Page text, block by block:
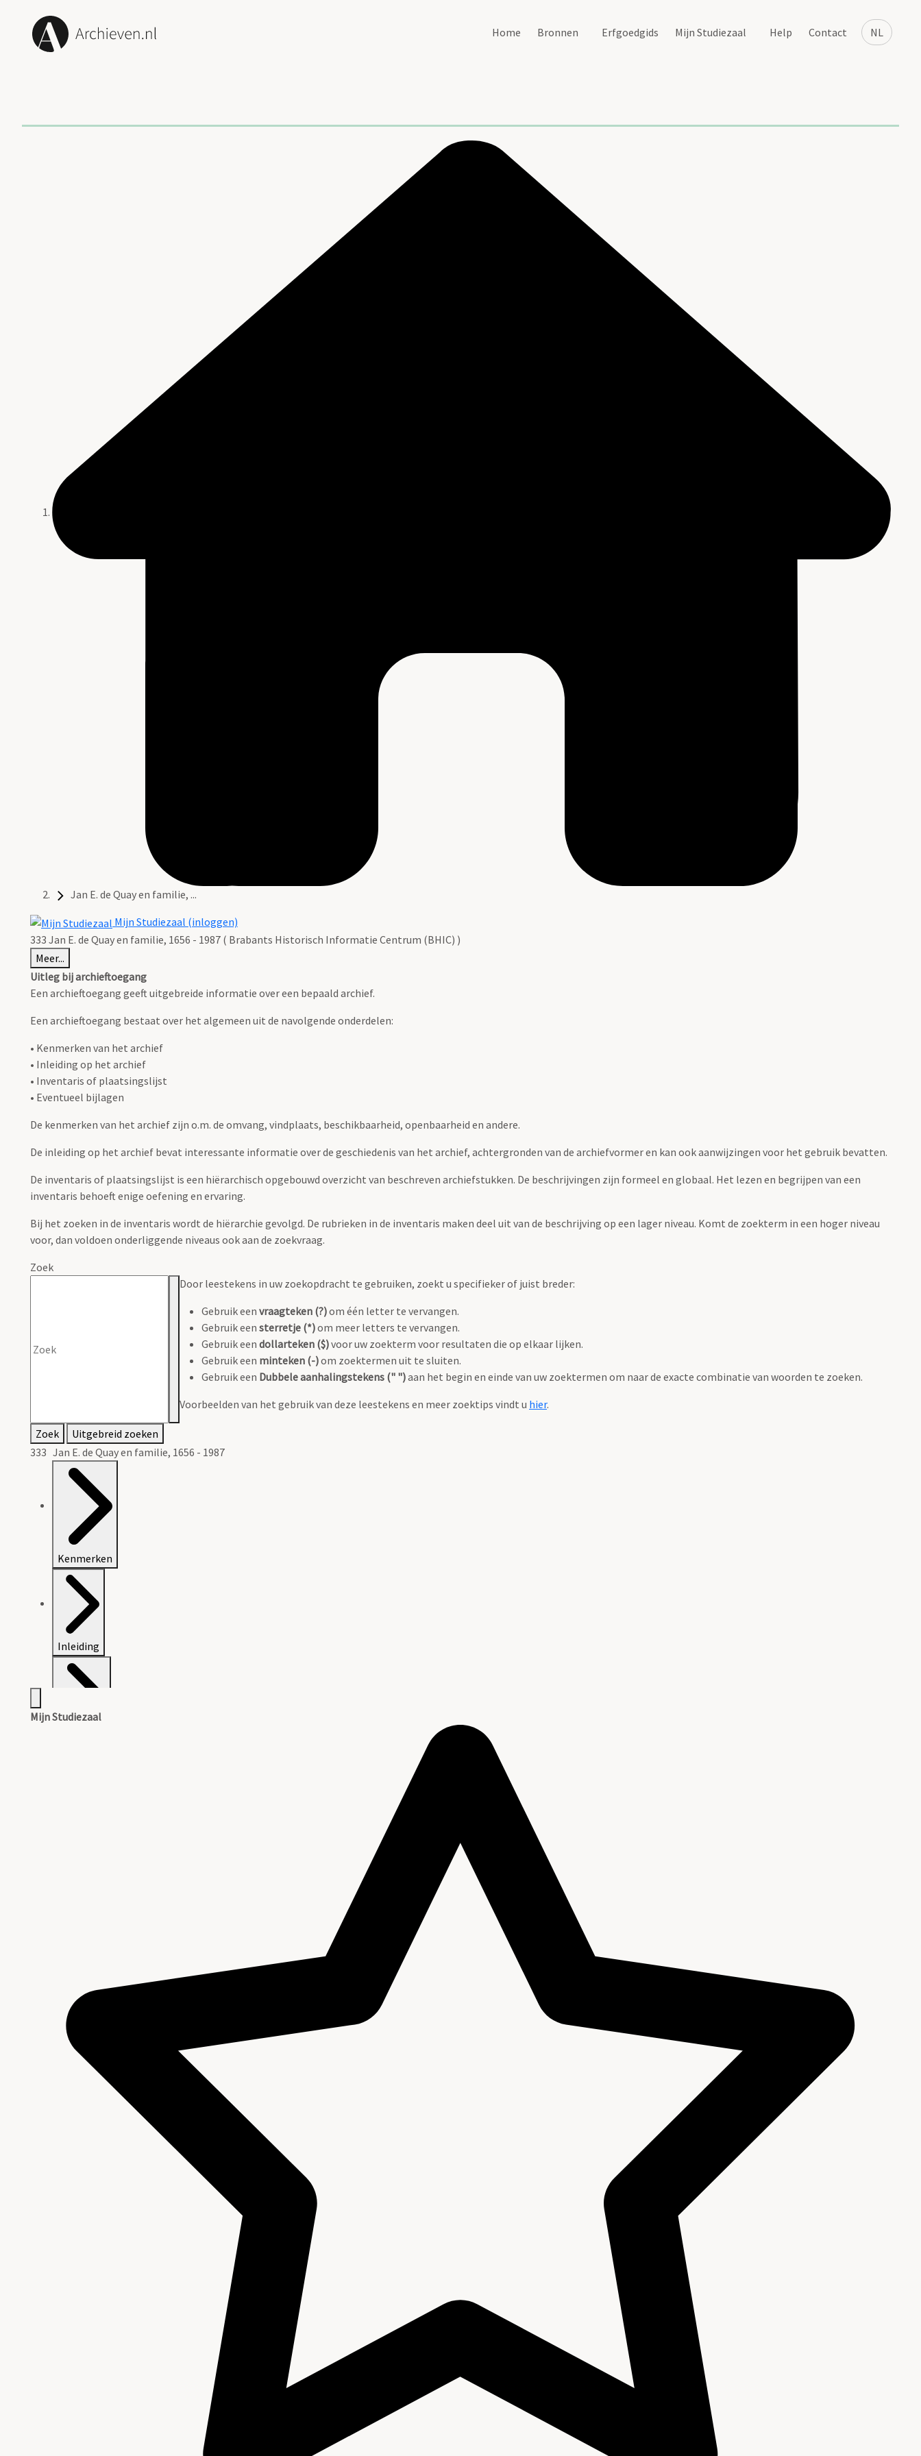
NL
Home Bronnen Erfgoedgids Mijn Studiezaal Help Contact
Jan E. de Quay en familie, ...
Mijn Studiezaal (inloggen)
333 Jan E. de Quay en familie, 1656 - 1987 ( Brabants Historisch Informatie Centrum (BHIC) )
Meer...
Uitleg bij archieftoegang
Een archieftoegang geeft uitgebreide informatie over een bepaald archief.
Een archieftoegang bestaat over het algemeen uit de navolgende onderdelen:
• Kenmerken van het archief
• Inleiding op het archief
• Inventaris of plaatsingslijst
• Eventueel bijlagen
De kenmerken van het archief zijn o.m. de omvang, vindplaats, beschikbaarheid, openbaarheid en andere.
De inleiding op het archief bevat interessante informatie over de geschiedenis van het archief, achtergronden van de archiefvormer en kan ook aanwijzingen voor het gebruik bevatten.
De inventaris of plaatsingslijst is een hiërarchisch opgebouwd overzicht van beschreven archiefstukken. De beschrijvingen zijn formeel en globaal. Het lezen en begrijpen van een
inventaris behoeft enige oefening en ervaring.
Bij het zoeken in de inventaris wordt de hiërarchie gevolgd. De rubrieken in de inventaris maken deel uit van de beschrijving op een lager niveau. Komt de zoekterm in een hoger niveau
voor, dan voldoen onderliggende niveaus ook aan de zoekvraag.
Zoek
Door leestekens in uw zoekopdracht te gebruiken, zoekt u specifieker of juist breder:
Gebruik een vraagteken (?)om één letter te vervangen.
Gebruik een sterretje (*)om meer letters te vervangen.
Gebruik een dollarteken ($)voor uw zoekterm voor resultaten die op elkaar lijken.
Gebruik een minteken (-)om zoektermen uit te sluiten.
Gebruik een Dubbele aanhalingstekens (" ")aan het begin en einde van uw zoektermen om naar de exacte combinatie van woorden te zoeken.
Voorbeelden van het gebruik van deze leestekens en meer zoektips vindt u hier.
Zoek
Uitgebreid zoeken
333 Jan E. de Quay en familie, 1656 - 1987
Kenmerken
Inleiding
Mijn Studiezaal